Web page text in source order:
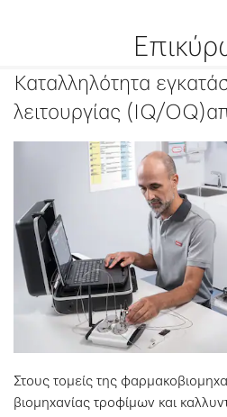
Καταλληλότητα
λειτουργίας (IQ/
Στους τομείς της
βιομηχανίας τροφίμων και